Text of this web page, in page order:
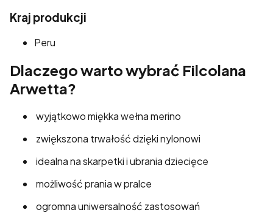
Kraj produkcji
Peru
Dlaczego warto wybrać Filcolana
Arwetta?
wyjątkowo miękka wełna merino
zwiększona trwałość dzięki nylonowi
idealna na skarpetki i ubrania dziecięce
możliwość prania w pralce
ogromna uniwersalność zastosowań